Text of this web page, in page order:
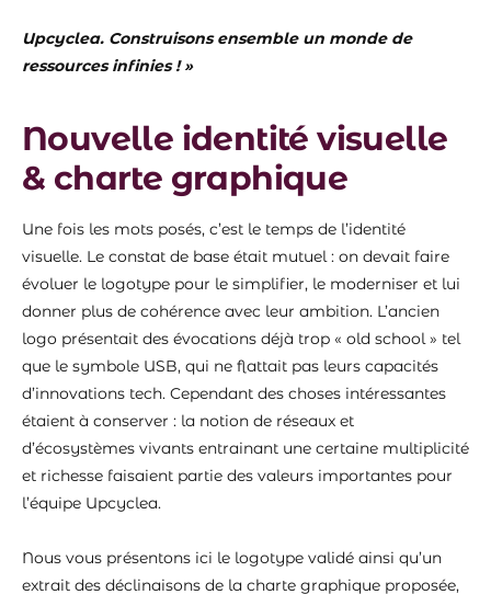
Upcyclea. Construisons ensemble un monde de
ressources infinies ! »
Nouvelle identité visuelle
& charte graphique
Une fois les mots posés, c’est le temps de l’identité
visuelle. Le constat de base était mutuel : on devait faire
évoluer le logotype pour le simplifier, le moderniser et lui
donner plus de cohérence avec leur ambition. L’ancien
logo présentait des évocations déjà trop « old school » tel
que le symbole USB, qui ne flattait pas leurs capacités
d’innovations tech. Cependant des choses intéressantes
étaient à conserver : la notion de réseaux et
d’écosystèmes vivants entrainant une certaine multiplicité
et richesse faisaient partie des valeurs importantes pour
l’équipe Upcyclea.
Nous vous présentons ici le logotype validé ainsi qu’un
extrait des déclinaisons de la charte graphique proposée,